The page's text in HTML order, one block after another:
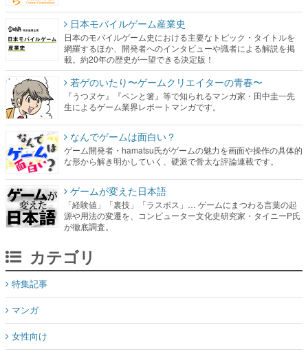
日本モバイルゲーム産業史
日本のモバイルゲーム史における主要なトピック・タイトルを
網羅するほか、開発者へのインタビューや識者による解説を掲
載。約20年の歴史が一望できる決定版！
若ゲのいたり〜ゲームクリエイターの青春〜
『うつヌケ』『ペンと箸』等で知られるマンガ家・田中圭一先
生によるゲーム業界レポートマンガです。
なんでゲームは面白い？
ゲーム開発者・hamatsu氏がゲームの魅力を画面や操作の具体的
な形から解き明かしていく、硬派で骨太な評論連載です。
ゲームが変えた日本語
「経験値」「裏技」「ラスボス」… ゲームにまつわる言葉の起
源や用法の変遷を、コンピューター文化史研究家・タイニーP氏
が徹底調査。
カテゴリ
特集記事
マンガ
女性向け